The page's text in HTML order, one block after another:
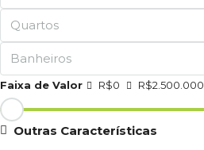
Quartos
Banheiros
Faixa de Valor R$0 R$2.500.000
Outras Características